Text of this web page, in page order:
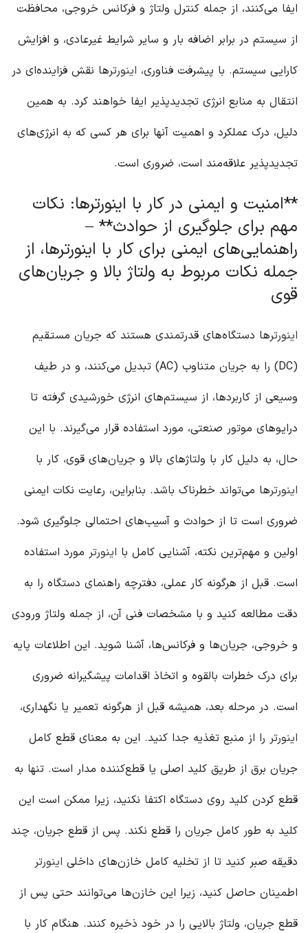
ایفا می‌کنند، از جمله کنترل ولتاژ و فرکانس خروجی، محافظت
از سیستم در برابر اضافه بار و سایر شرایط غیرعادی، و افزایش
کارایی سیستم. با پیشرفت فناوری، اینورترها نقش فزاینده‌ای در
انتقال به منابع انرژی تجدیدپذیر ایفا خواهند کرد. به همین
دلیل، درک عملکرد و اهمیت آنها برای هر کسی که به انرژی‌های
تجدیدپذیر علاقه‌مند است، ضروری است.
**امنیت و ایمنی در کار با اینورترها: نکات
مهم برای جلوگیری از حوادث** –
راهنمایی‌های ایمنی برای کار با اینورترها، از
جمله نکات مربوط به ولتاژ بالا و جریان‌های
قوی
اینورترها دستگاه‌های قدرتمندی هستند که جریان مستقیم
(DC) را به جریان متناوب (AC) تبدیل می‌کنند، و در طیف
وسیعی از کاربردها، از سیستم‌های انرژی خورشیدی گرفته تا
درایوهای موتور صنعتی، مورد استفاده قرار می‌گیرند. با این
حال، به دلیل کار با ولتاژهای بالا و جریان‌های قوی، کار با
اینورترها می‌تواند خطرناک باشد. بنابراین، رعایت نکات ایمنی
ضروری است تا از حوادث و آسیب‌های احتمالی جلوگیری شود.
اولین و مهم‌ترین نکته، آشنایی کامل با اینورتر مورد استفاده
است. قبل از هرگونه کار عملی، دفترچه راهنمای دستگاه را به
دقت مطالعه کنید و با مشخصات فنی آن، از جمله ولتاژ ورودی
و خروجی، جریان‌ها و فرکانس‌ها، آشنا شوید. این اطلاعات پایه
برای درک خطرات بالقوه و اتخاذ اقدامات پیشگیرانه ضروری
است. در مرحله بعد، همیشه قبل از هرگونه تعمیر یا نگهداری،
اینورتر را از منبع تغذیه جدا کنید. این به معنای قطع کامل
جریان برق از طریق کلید اصلی یا قطع‌کننده مدار است. تنها به
قطع کردن کلید روی دستگاه اکتفا نکنید، زیرا ممکن است این
کلید به طور کامل جریان را قطع نکند. پس از قطع جریان، چند
دقیقه صبر کنید تا از تخلیه کامل خازن‌های داخلی اینورتر
اطمینان حاصل کنید، زیرا این خازن‌ها می‌توانند حتی پس از
قطع جریان، ولتاژ بالایی را در خود ذخیره کنند. هنگام کار با